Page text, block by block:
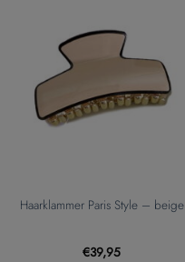
Haarklammer Paris Style – beige
€39,95